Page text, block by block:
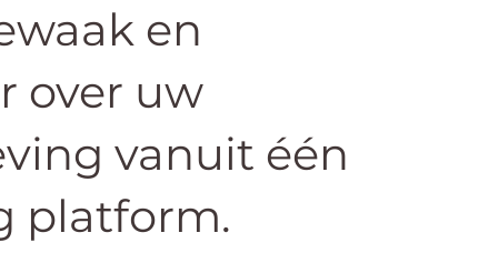
en
over uw
vanuit één
platform.